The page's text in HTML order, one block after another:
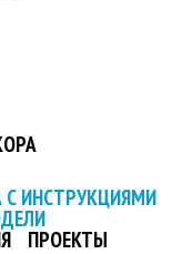
ИНСТРУКЦИЯМИ
ПРОЕКТЫ